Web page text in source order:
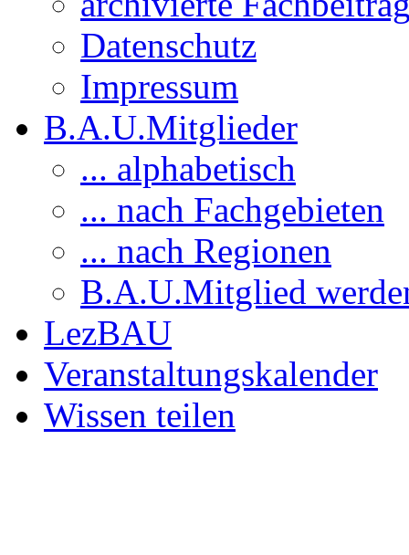
Datenschutz
Impressum
B.A.U.Mitglieder
... alphabetisch
... nach Fachgebieten
... nach Regionen
B.A.U.Mitglied
LezBAU
Veranstaltungskalender
Wissen teilen